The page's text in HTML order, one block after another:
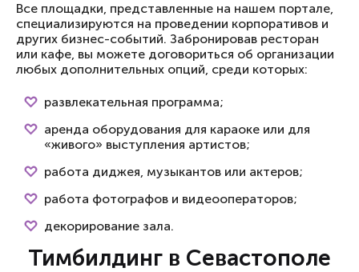
Все площадки, представленные на нашем портале,
специализируются на проведении корпоративов и
других бизнес-событий. Забронировав ресторан
или кафе, вы можете договориться об организации
любых дополнительных опций, среди которых:
развлекательная программа;
аренда оборудования для караоке или для
«живого» выступления артистов;
работа диджея, музыкантов или актеров;
работа фотографов и видеооператоров;
декорирование зала.
Тимбилдинг в Севастополе